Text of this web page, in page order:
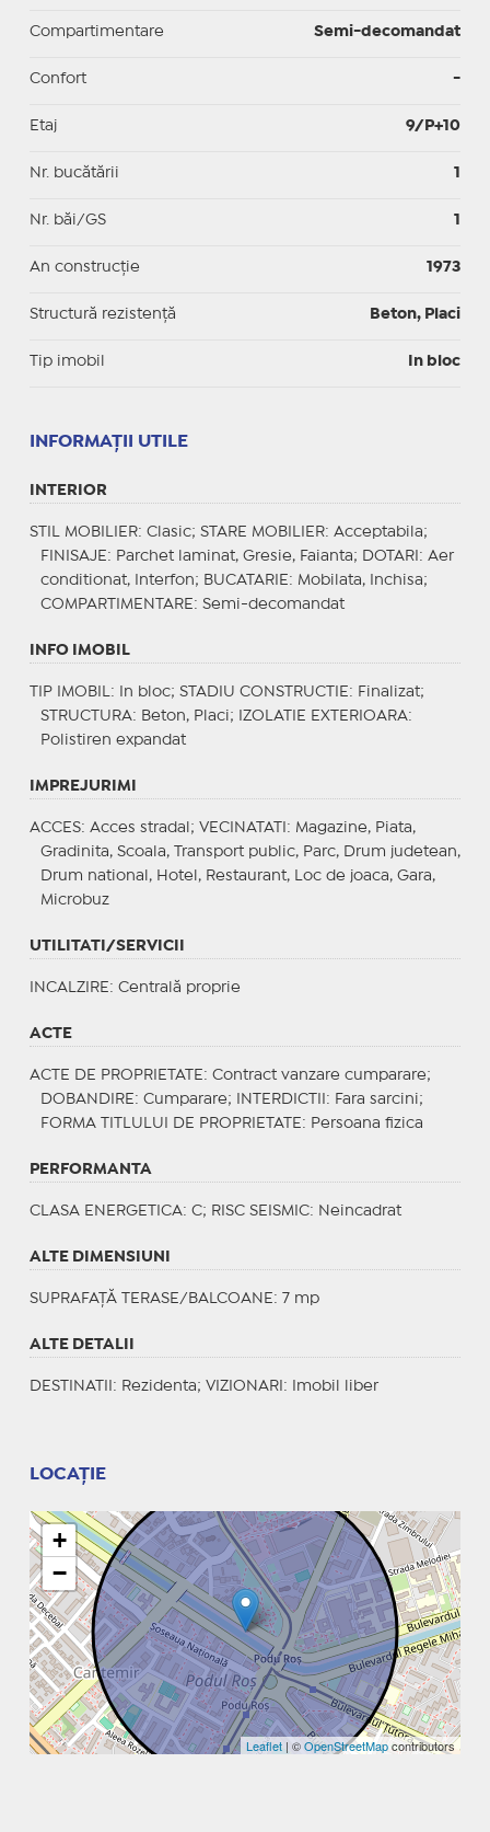
Compartimentare Semi-decomandat
Confort -
Etaj 9/P+10
Nr. bucătării 1
Nr. băi/GS 1
An construcție 1973
Structură rezistență Beton, Placi
Tip imobil In bloc
INFORMAŢII UTILE
INTERIOR
STIL MOBILIER: Clasic; STARE MOBILIER: Acceptabila;
FINISAJE : Parchet laminat, Gresie, Faianta; DOTARI : Aer
conditionat, Interfon; BUCATARIE : Mobilata, Inchisa;
COMPARTIMENTARE : Semi-decomandat
INFO IMOBIL
TIP IMOBIL : In bloc; STADIU CONSTRUCTIE : Finalizat;
STRUCTURA: Beton, Placi; IZOLATIE EXTERIOARA:
Polistiren expandat
IMPREJURIMI
ACCES: Acces stradal; VECINATATI : Magazine, Piata,
Gradinita, Scoala, Transport public, Parc, Drum judetean,
Drum national, Hotel, Restaurant, Loc de joaca, Gara,
Microbuz
UTILITATI/SERVICII
INCALZIRE : Centrală proprie
ACTE
ACTE DE PROPRIETATE : Contract vanzare cumparare;
DOBANDIRE : Cumparare; INTERDICTII : Fara sarcini;
FORMA TITLULUI DE PROPRIETATE : Persoana fizica
PERFORMANTA
CLASA ENERGETICA: C; RISC SEISMIC: Neincadrat
ALTE DIMENSIUNI
SUPRAFAȚĂ TERASE/BALCOANE: 7 mp
ALTE DETALII
DESTINATII : Rezidenta; VIZIONARI : Imobil liber
LOCAȚIE
+
−
Leaflet | ©OpenStreetMapcontributors